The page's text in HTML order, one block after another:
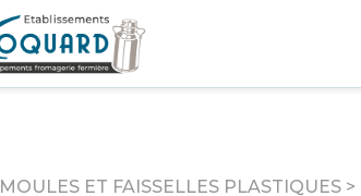
MOULES ET FAISSELLES PLASTIQUES >